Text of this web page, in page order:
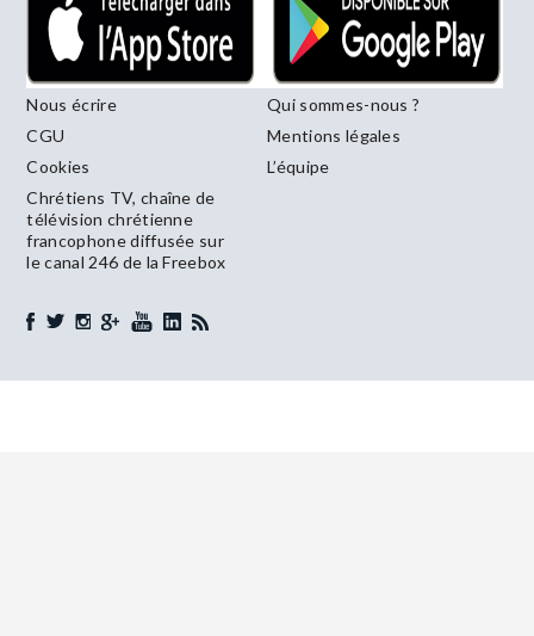
Nous écrire
Qui sommes-nous ?
CGU
Mentions légales
Cookies
L’équipe
Chrétiens TV, chaîne de
télévision chrétienne
francophone diffusée sur
le canal 246 de la Freebox